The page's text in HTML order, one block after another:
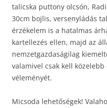
talicska puttony olcsón,
30cm bojlis, versenyládás
érzékelem is a hatalmas
kartellezés ellen, majd az
nemzetgazdaságilag
valamivel csak kell
véleményét.
Micsoda lehetőségek!